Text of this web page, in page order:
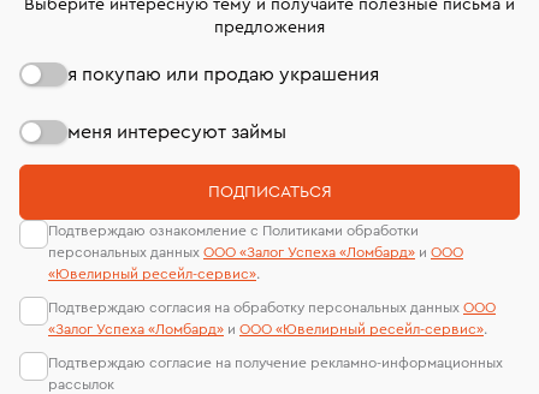
Выберите интересную тему и получайте полезные письма и
предложения
я покупаю или продаю украшения
меня интересуют займы
ПОДПИСАТЬСЯ
Подтверждаю ознакомление с Политиками обработки
персональных данных ООО «Залог Успеха «Ломбард» и ООО
«Ювелирный ресейл-сервиc».
Подтверждаю согласия на обработку персональных данных ООО
«Залог Успеха «Ломбард» и ООО «Ювелирный ресейл-сервиc».
Подтверждаю согласие на получение рекламно-информационных
рассылок